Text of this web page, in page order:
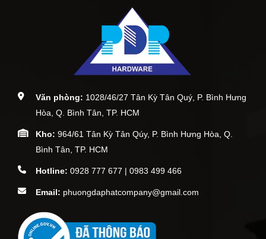
Văn phòng: 1028/46/27 Tân Kỳ Tân Quý, P. Bình Hưng
Hòa, Q. Bình Tân, TP. HCM
Kho: 964/61 Tân Kỳ Tân Qúy, P. Bình Hưng Hòa, Q.
Bình Tân, TP. HCM
Hotline: 0928 777 677 | 0983 499 466
Email: phuongdaphatcompany@gmail.com